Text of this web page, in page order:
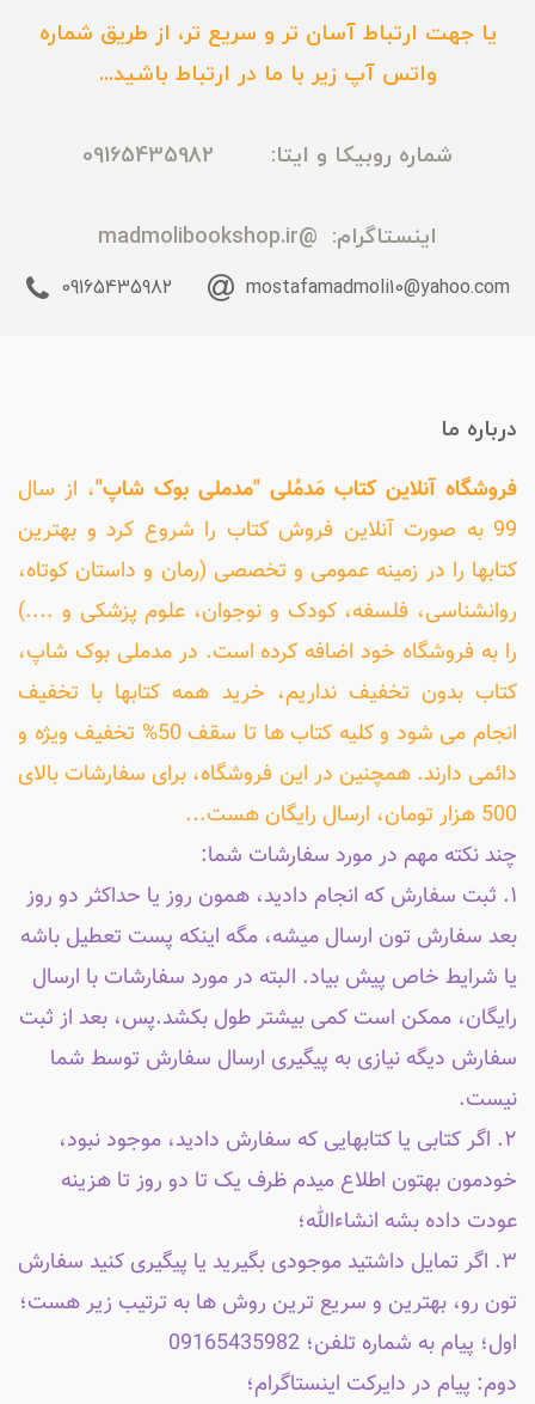
یا جهت ارتباط آسان تر و سریع تر، از طریق شماره
واتس آپ زیر با ما در ارتباط باشید...
شماره روبیکا و ایتا: 09165435982
اینستاگرام: @madmolibookshop.ir
mostafamadmoli10@yahoo.com
09165435982
درباره ما
فروشگاه آنلاین کتاب مَدمُلی "مدملی بوک شاپ"، از سال
99 به صورت آنلاین فروش کتاب را شروع کرد و بهترین
کتابها را در زمینه عمومی و تخصصی (رمان و داستان کوتاه،
روانشناسی، فلسفه، کودک و نوجوان، علوم پزشکی و ....)
را به فروشگاه خود اضافه کرده است. در مدملی بوک شاپ،
کتاب بدون تخفیف نداریم، خرید همه کتابها با تخفیف
انجام می شود و کلیه کتاب ها تا سقف 50% تخفیف ویژه و
دائمی دارند. همچنین در این فروشگاه، برای سفارشات بالای
500 هزار تومان، ارسال رایگان هست...
چند نکته مهم در مورد سفارشات شما:
۱. ثبت سفارش که انجام دادید، همون روز یا حداکثر دو روز
بعد سفارش تون ارسال میشه، مگه اینکه پست تعطیل باشه
یا شرایط خاص پیش بیاد. البته در مورد سفارشات با ارسال
رایگان، ممکن است کمی بیشتر طول بکشد.پس، بعد از ثبت
سفارش دیگه نیازی به پیگیری ارسال سفارش توسط شما
نیست.
۲. اگر کتابی یا کتابهایی که سفارش دادید، موجود نبود،
خودمون بهتون اطلاع میدم ظرف یک تا دو روز تا هزینه
عودت داده بشه انشاءالله؛
۳. اگر تمایل داشتید موجودی بگیرید یا پیگیری کنید سفارش
تون رو، بهترین و سریع ترین روش ها به ترتیب زیر هست؛
اول؛ پیام به شماره تلفن؛ 09165435982
دوم: پیام در دایرکت اینستاگرام؛